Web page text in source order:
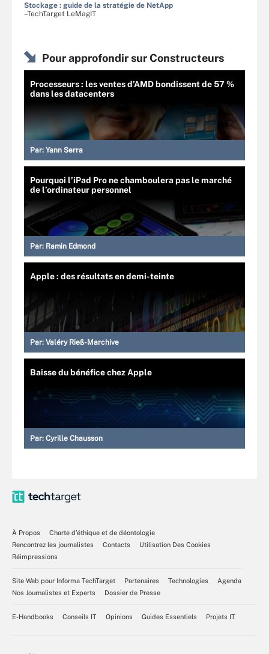
Stockage : guide de la stratégie de NetApp
–TechTarget LeMagIT
Pour approfondir sur Constructeurs
Processeurs : les ventes d’AMD bondissent de 57 %
dans les datacenters
Par: Yann Serra
Pourquoi l’iPad Pro ne chamboulera pas le marché
de l’ordinateur personnel
Par: Ramin Edmond
Apple : des résultats en demi-teinte
Par: Valéry Rieß-Marchive
Baisse du bénéfice chez Apple
Par: Cyrille Chausson
À Propos
Charte d’éthique et de déontologie
Rencontrez les journalistes
Contacts
Utilisation Des Cookies
Réimpressions
Site Web pour Informa TechTarget Partenaires Technologies
Agenda
Nos Journalistes et Experts
Dossier de Presse
E-Handbooks Conseils IT Opinions Guides Essentiels Projets IT